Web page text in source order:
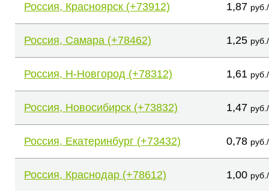
Россия, Красноярск (+73912) 1,87
Россия, Самара (+78462) 1,25
Россия, Н-Новгород (+78312) 1,61
Россия, Новосибирск (+73832) 1,47
Россия, Екатеринбург (+73432) 0,78
Россия, Краснодар (+78612) 1,00